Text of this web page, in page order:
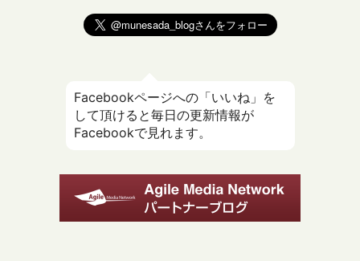
Facebookページへの「いいね」を
して頂けると毎日の更新情報が
Facebookで見れます。